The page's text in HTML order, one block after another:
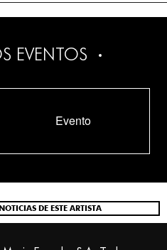
EVENTOS
Evento
DE ESTE ARTISTA